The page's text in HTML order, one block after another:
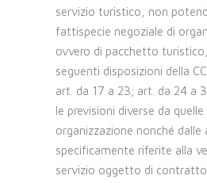
servizio turistico, non
fattispecie negoziale di
ovvero di pacchetto
seguenti disposizioni della
art. da 17 a 23; art. da 24 a
le previsioni diverse da
organizzazione nonché
specificamente riferite alla
servizio oggetto di contratto.